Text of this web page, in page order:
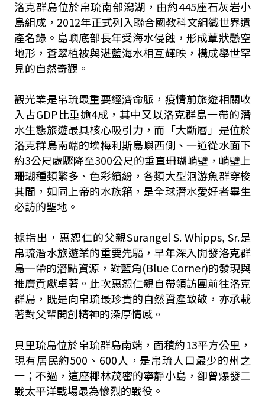
洛克群島位於帛琉南部潟湖，由約445座石灰岩小
島組成，2012年正式列入聯合國教科文組織世界遺
產名錄。島嶼底部長年受海水侵蝕，形成蕈狀懸空
地形，蒼翠植被與湛藍海水相互輝映，構成舉世罕
見的自然奇觀。
觀光業是帛琉最重要經濟命脈，疫情前旅遊相關收
入占GDP比重逾4成，其中又以洛克群島一帶的潛
水生態旅遊最具核心吸引力，而「大斷層」是位於
洛克群島南端的埃梅利斯島嶼西側、一道從水面下
約3公尺處驟降至300公尺的垂直珊瑚峭壁，峭壁上
珊瑚種類繁多、色彩繽紛，各類大型洄游魚群穿梭
其間，如同上帝的水族箱，是全球潛水愛好者畢生
必訪的聖地。
據指出，惠恕仁的父親Surangel S. Whipps, Sr.是
帛琉潛水旅遊業的重要先驅，早年深入開發洛克群
島一帶的潛點資源，對藍角(Blue Corner)的發現與
推廣貢獻卓著。此次惠恕仁親自帶領訪團前往洛克
群島，既是向帛琉最珍貴的自然資產致敬，亦承載
著對父輩開創精神的深厚情感。
貝里琉島位於帛琉群島南端，面積約13平方公里，
現有居民約500、600人，是帛琉人口最少的州之
一；不過，這座椰林茂密的寧靜小島，卻曾爆發二
戰太平洋戰場最為慘烈的戰役。